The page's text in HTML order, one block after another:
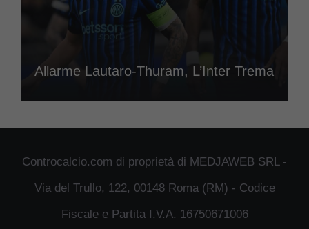
Allarme Lautaro-Thuram, L’Inter Trema
Controcalcio.com di proprietà di MEDJAWEB SRL -
Via del Trullo, 122, 00148 Roma (RM) - Codice
Fiscale e Partita I.V.A. 16750671006